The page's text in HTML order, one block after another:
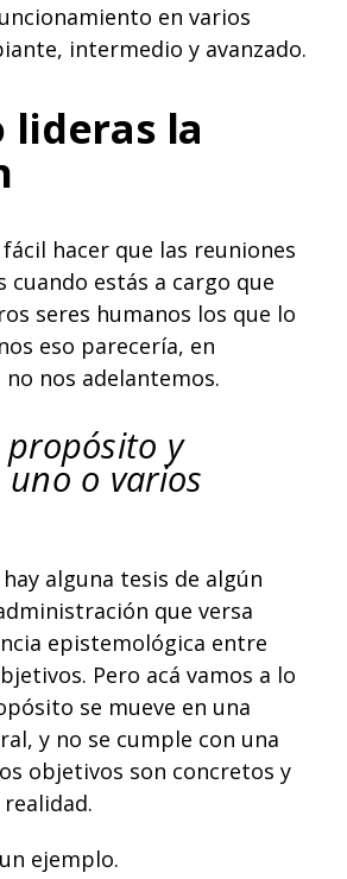
en varios
, intermedio y avanzado.
lideras la
hacer que las reuniones
cuando estás a cargo que
seres humanos los que lo
eso parecería, en
nos adelantemos.
y
o varios
alguna tesis de algún
que versa
epistemológica entre
Pero acá vamos a lo
se mueve en una
y no se cumple con una
objetivos son concretos y
ejemplo.